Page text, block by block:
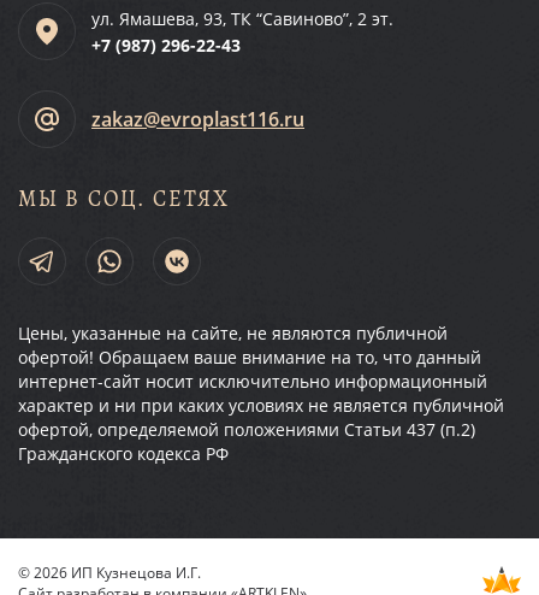
ул. Ямашева, 93, ТК “Савиново”, 2 эт.
+7 (987) 296-22-43
zakaz@evroplast116.ru
МЫ В СОЦ. СЕТЯХ
Цены, указанные на сайте, не являются публичной
офертой! Обращаем ваше внимание на то, что данный
интернет-сайт носит исключительно информационный
характер и ни при каких условиях не является публичной
офертой, определяемой положениями Статьи 437 (п.2)
Гражданского кодекса РФ
© 2026 ИП Кузнецова И.Г.